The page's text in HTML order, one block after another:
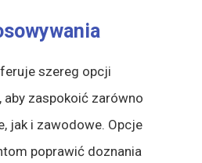
szereg opcji
zaspokoić zarówno
jak i zawodowe. Opcje
poprawić doznania